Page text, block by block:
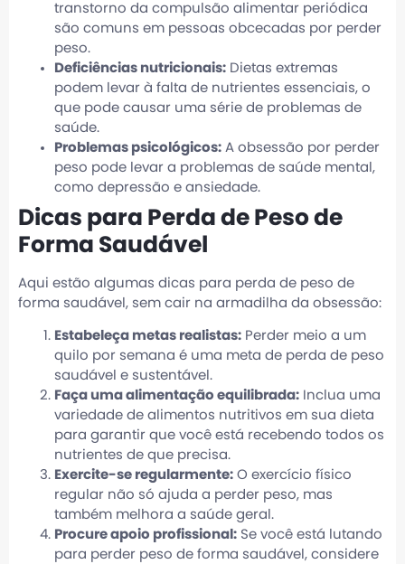
transtorno da compulsão alimentar periódica
são comuns em pessoas obcecadas por perder
peso.
Deficiências nutricionais: Dietas extremas
podem levar à falta de nutrientes essenciais, o
que pode causar uma série de problemas de
saúde.
Problemas psicológicos: A obsessão por perder
peso pode levar a problemas de saúde mental,
como depressão e ansiedade.
Dicas para Perda de Peso de
Forma Saudável
Aqui estão algumas dicas para perda de peso de
forma saudável, sem cair na armadilha da obsessão:
Estabeleça metas realistas: Perder meio a um
quilo por semana é uma meta de perda de peso
saudável e sustentável.
Faça uma alimentação equilibrada: Inclua uma
variedade de alimentos nutritivos em sua dieta
para garantir que você está recebendo todos os
nutrientes de que precisa.
Exercite-se regularmente: O exercício físico
regular não só ajuda a perder peso, mas
também melhora a saúde geral.
Procure apoio profissional: Se você está lutando
para perder peso de forma saudável, considere